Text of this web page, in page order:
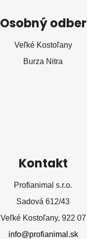
Osobný odber
Veľké Kostoľany
Burza Nitra
Kontakt
Profianimal s.r.o.
Sadová 612/43
Veľké Kostoľany, 922 07
info@profianimal.sk